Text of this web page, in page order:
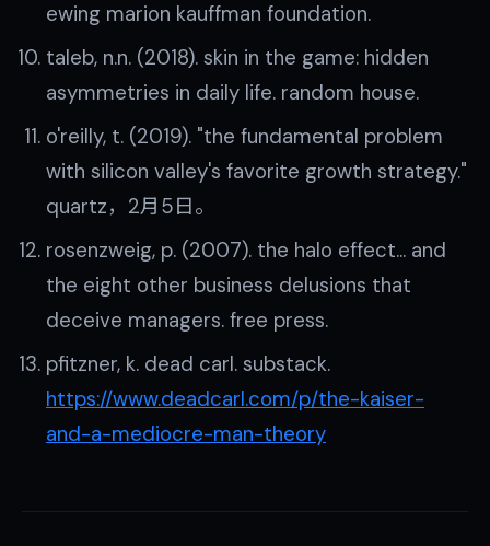
ewing marion kauffman foundation.
taleb, n.n. (2018). skin in the game: hidden
asymmetries in daily life. random house.
o'reilly, t. (2019). "the fundamental problem
with silicon valley's favorite growth strategy."
quartz，2月5日。
rosenzweig, p. (2007). the halo effect... and
the eight other business delusions that
deceive managers. free press.
pfitzner, k. dead carl. substack.
https://www.deadcarl.com/p/the-kaiser-
and-a-mediocre-man-theory